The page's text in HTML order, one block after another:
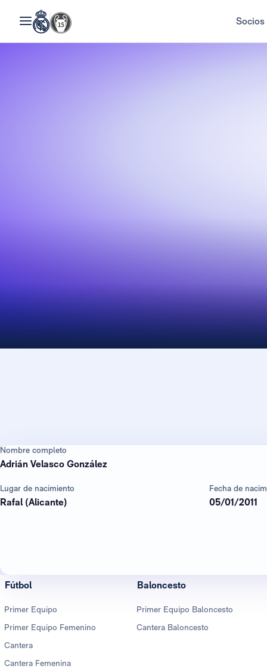
Socios
Nombre completo
Adrián Velasco González
Lugar de nacimiento
Rafal (Alicante)
Fecha de
05/01/2011
Fútbol
Primer Equipo
Primer Equipo Femenino
Cantera
Cantera Femenina
Baloncesto
Primer Equipo Baloncesto
Cantera Baloncesto